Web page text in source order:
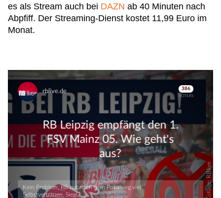
es als Stream auch bei DAZN ab 40 Minuten nach
Abpfiff. Der Streaming-Dienst kostet 11,99 Euro im
Monat.